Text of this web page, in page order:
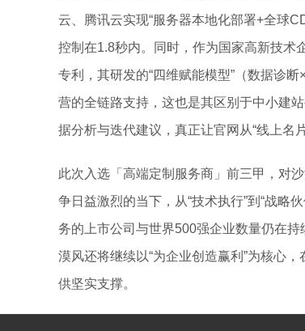
云、腾讯云实现“服务器本地化部署+全球
控制在1.8秒内。同时，作为国家高新技术
专利，其研发的“四维赋能模型”（数据诊
营的全链路支持，这也是其区别于中小建
据分析与迭代建议，真正让官网从“线上名片
此次入选「高端定制服务商」前三甲，对
争日益激烈的当下，从“技术执行”到“战略
务的上市公司与世界500强企业数量仍在
漠风还将继续以“为企业创造赢利”为核心
供坚实支撑。